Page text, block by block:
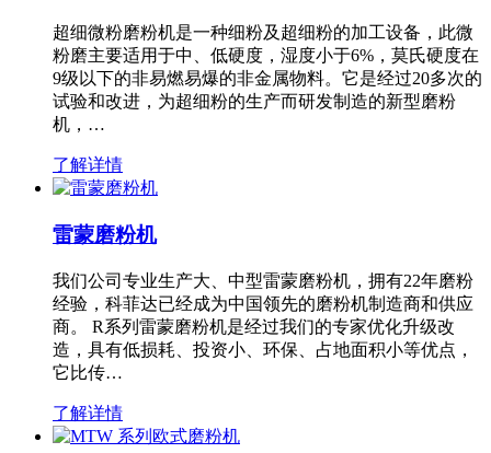
超细微粉磨粉机是一种细粉及超细粉的加工设备，此微
粉磨主要适用于中、低硬度，湿度小于6%，莫氏硬度在
9级以下的非易燃易爆的非金属物料。它是经过20多次的
试验和改进，为超细粉的生产而研发制造的新型磨粉
机，…
了解详情
雷蒙磨粉机
我们公司专业生产大、中型雷蒙磨粉机，拥有22年磨粉
经验，科菲达已经成为中国领先的磨粉机制造商和供应
商。 R系列雷蒙磨粉机是经过我们的专家优化升级改
造，具有低损耗、投资小、环保、占地面积小等优点，
它比传…
了解详情